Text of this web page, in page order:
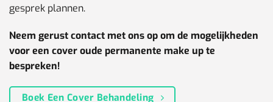
gesprek plannen.
Neem gerust contact met ons op om de mogelijkheden
voor een cover oude permanente make up te
bespreken!
Boek Een Cover Behandeling